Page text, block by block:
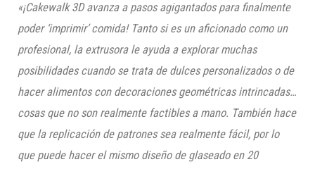
«¡Cakewalk 3D avanza a pasos agigantados para finalmente
poder ‘imprimir’ comida! Tanto si es un aficionado como un
profesional, la extrusora le ayuda a explorar muchas
posibilidades cuando se trata de dulces personalizados o de
hacer alimentos con decoraciones geométricas intrincadas…
cosas que no son realmente factibles a mano. También hace
que la replicación de patrones sea realmente fácil, por lo
que puede hacer el mismo diseño de glaseado en 20